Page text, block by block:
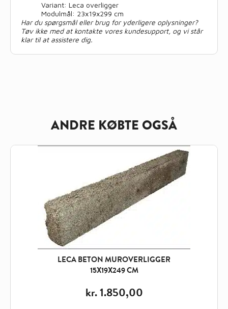
Variant: Leca overligger
Modulmål: 23x19x299 cm
Har du spørgsmål eller brug for yderligere oplysninger?
Tøv ikke med at kontakte vores kundesupport, og vi står
klar til at assistere dig.
ANDRE KØBTE OGSÅ
LECA BETON MUROVERLIGGER
15X19X249 CM
kr.1.850,00